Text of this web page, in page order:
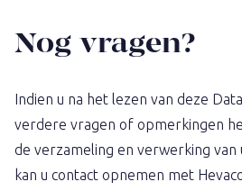
Nog vragen?
Indien u na het lezen van deze
verdere vragen of opmerkingen
de verzameling en verwerking van
kan u contact opnemen met